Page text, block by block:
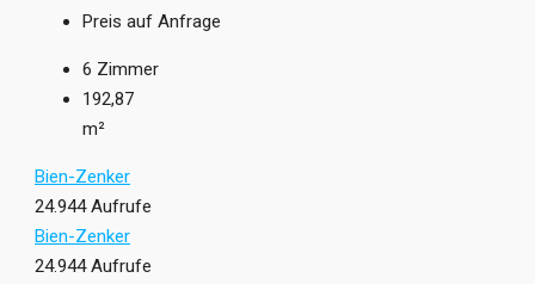
Preis auf Anfrage
6 Zimmer
192,87
m²
Bien-Zenker
24.944 Aufrufe
Bien-Zenker
24.944 Aufrufe